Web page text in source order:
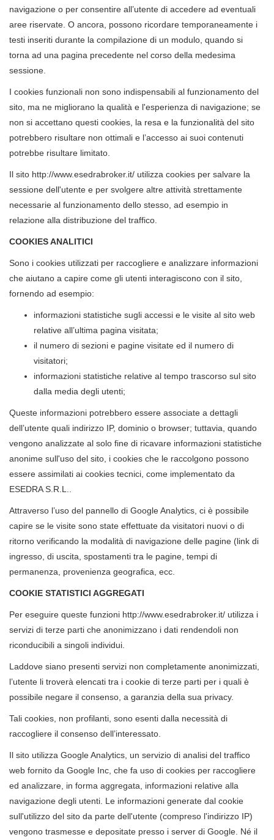
navigazione o per consentire all’utente di accedere ad eventuali
aree riservate. O ancora, possono ricordare temporaneamente i
testi inseriti durante la compilazione di un modulo, quando si
torna ad una pagina precedente nel corso della medesima
sessione.
I cookies funzionali non sono indispensabili al funzionamento del
sito, ma ne migliorano la qualità e l'esperienza di navigazione; se
non si accettano questi cookies, la resa e la funzionalità del sito
potrebbero risultare non ottimali e l’accesso ai suoi contenuti
potrebbe risultare limitato.
Il sito http://www.esedrabroker.it/ utilizza cookies per salvare la
sessione dell'utente e per svolgere altre attività strettamente
necessarie al funzionamento dello stesso, ad esempio in
relazione alla distribuzione del traffico.
COOKIES ANALITICI
Sono i cookies utilizzati per raccogliere e analizzare informazioni
che aiutano a capire come gli utenti interagiscono con il sito,
fornendo ad esempio:
informazioni statistiche sugli accessi e le visite al sito web
relative all’ultima pagina visitata;
il numero di sezioni e pagine visitate ed il numero di
visitatori;
informazioni statistiche relative al tempo trascorso sul sito
dalla media degli utenti;
Queste informazioni potrebbero essere associate a dettagli
dell’utente quali indirizzo IP, dominio o browser; tuttavia, quando
vengono analizzate al solo fine di ricavare informazioni statistiche
anonime sull'uso del sito, i cookies che le raccolgono possono
essere assimilati ai cookies tecnici, come implementato da
ESEDRA S.R.L..
Attraverso l’uso del pannello di Google Analytics, ci è possibile
capire se le visite sono state effettuate da visitatori nuovi o di
ritorno verificando la modalità di navigazione delle pagine (link di
ingresso, di uscita, spostamenti tra le pagine, tempi di
permanenza, provenienza geografica, ecc.
COOKIE STATISTICI AGGREGATI
Per eseguire queste funzioni http://www.esedrabroker.it/ utilizza i
servizi di terze parti che anonimizzano i dati rendendoli non
riconducibili a singoli individui.
Laddove siano presenti servizi non completamente anonimizzati,
l’utente li troverà elencati tra i cookie di terze parti per i quali è
possibile negare il consenso, a garanzia della sua privacy.
Tali cookies, non profilanti, sono esenti dalla necessità di
raccogliere il consenso dell’interessato.
Il sito utilizza Google Analytics, un servizio di analisi del traffico
web fornito da Google Inc, che fa uso di cookies per raccogliere
ed analizzare, in forma aggregata, informazioni relative alla
navigazione degli utenti. Le informazioni generate dal cookie
sull'utilizzo del sito da parte dell'utente (compreso l'indirizzo IP)
vengono trasmesse e depositate presso i server di Google. Né il